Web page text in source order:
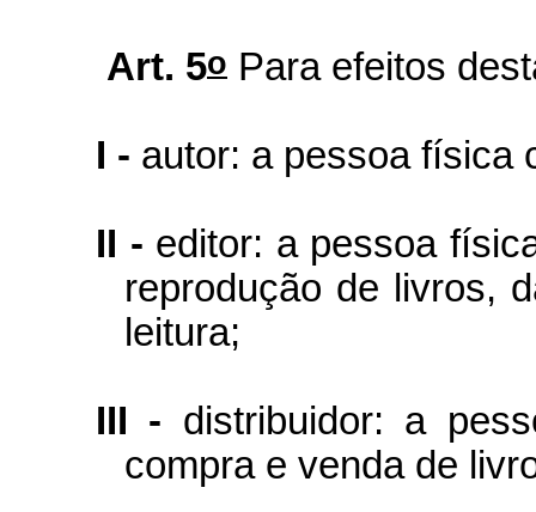
Art. 5o Para efeitos
I - autor: a pessoa física
II - editor: a pessoa
reprodução de livros,
leitura;
III - distribuidor: a
compra e venda de